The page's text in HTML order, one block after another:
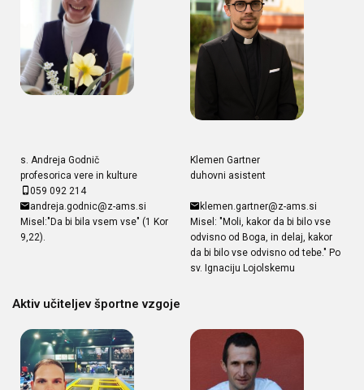
s. Andreja Godnič
profesorica vere in kulture
059 092 214
andreja.godnic@z-ams.si
Misel:"Da bi bila vsem vse" (1 Kor
9,22).
Klemen Gartner
duhovni asistent
klemen.gartner@z-ams.si
Misel: "Moli, kakor da bi bilo vse
odvisno od Boga, in delaj, kakor
da bi bilo vse odvisno od tebe." Po
sv. Ignaciju Lojolskemu
Aktiv učiteljev športne vzgoje